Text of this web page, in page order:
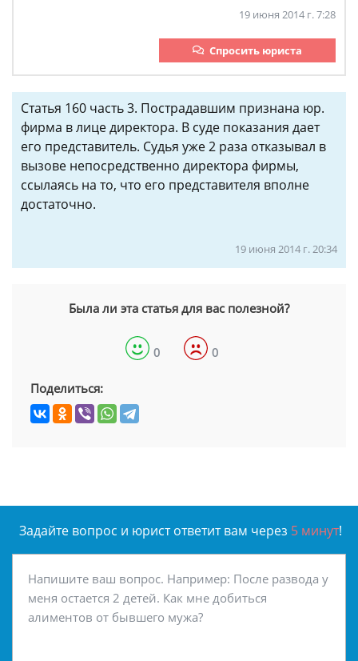
19 июня 2014 г. 7:28
Спросить юриста
Статья 160 часть 3. Пострадавшим признана юр.
фирма в лице директора. В суде показания дает
его представитель. Судья уже 2 раза отказывал в
вызове непосредственно директора фирмы,
ссылаясь на то, что его представителя вполне
достаточно.
19 июня 2014 г. 20:34
Была ли эта статья для вас полезной?
0 0
Поделиться:
Задайте вопрос и юрист ответит вам через 5 минут!